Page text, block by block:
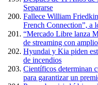
Separarse
Fallece William
French Connection”, a
“Mercado Libre lanza
de streaming con
Hyundai y Kia piden
de incendios
Científicos determinan
para garantizar un